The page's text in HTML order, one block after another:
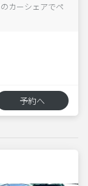
カーシェアでペ
予約へ